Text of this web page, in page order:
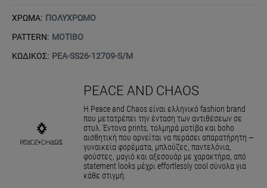
ΧΡΩΜΑ: ΠΟΛΥΧΡΩΜΟ
PATTERN: ΜΟΤΙΒΟ
ΚΩΔΙΚΟΣ: PEA-SS26-12709-S/M
PEACE AND CHAOS
Η Peace and Chaos είναι ελληνικό fashion brand
που μετατρέπει την ένταση των αντιθέσεων σε
στυλ. Έντονα prints, τολμηρά μοτίβα και boho
αισθητική που αρνείται να περάσει απαρατήρητη —
γυναικεία φορέματα, μπλούζες, παντελόνια,
φούστες, μαγιό και αξεσουάρ με χαρακτήρα, από
statement looks μέχρι effortlessly cool σύνολα για
κάθε στιγμή.